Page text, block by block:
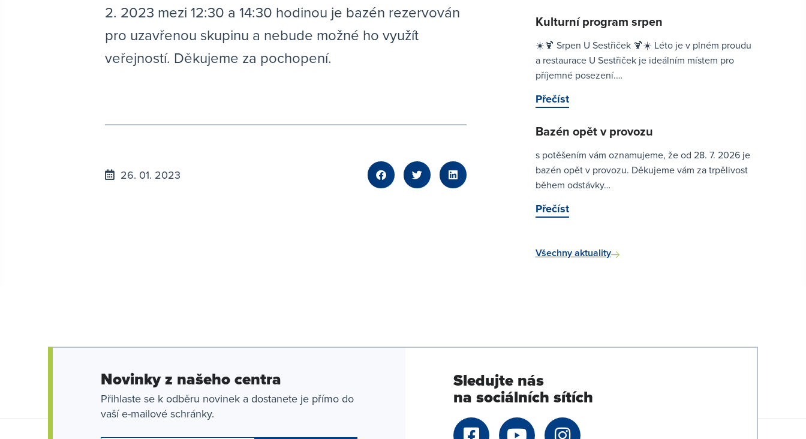
2. 2023 mezi 12:30 a 14:30 hodinou je bazén rezervován
pro uzavřenou skupinu a nebude možné ho využít
veřejností. Děkujeme za pochopení.
26. 01. 2023
Kulturní program srpen
☀️🍹 Srpen U Sestřiček 🍹☀️ Léto je v plném proudu
a restaurace U Sestřiček je ideálním místem pro
příjemné posezení.…
Přečíst
Bazén opět v provozu
s potěšením vám oznamujeme, že od 28. 7. 2026 je
bazén opět v provozu. Děkujeme vám za trpělivost
během odstávky…
Přečíst
Všechny aktuality
Novinky z našeho centra
Přihlaste se k odběru novinek a dostanete je přímo do
vaší e-mailové schránky.
Sledujte nás
na sociálních sítích